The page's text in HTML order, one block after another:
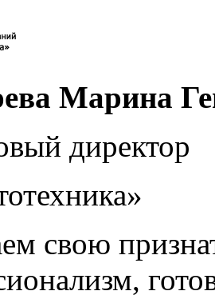
Марина
директор
свою